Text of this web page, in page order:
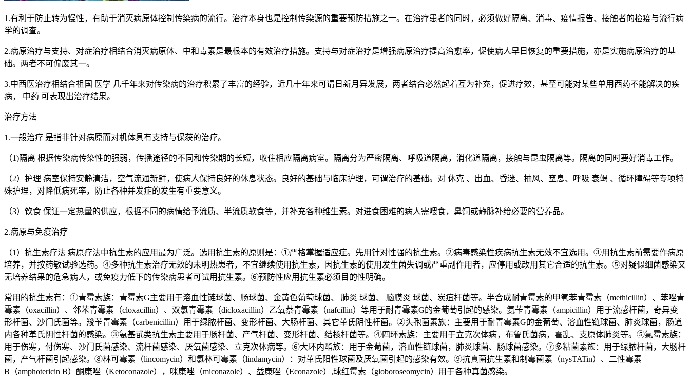
1.有利于防止转为慢性，有助于消灭病原体控制传染病的流行。治疗本身也是控制传染源的重要预防措施之一。在治疗患者的同时，必须做好隔离、消毒、疫情报告、接触者的检疫与流行病
学的调查。
2.病原治疗与支持、对症治疗相结合消灭病原体、中和毒素是最根本的有效治疗措施。支持与对症治疗是增强病原治疗提高治愈率，促使病人早日恢复的重要措施，亦是实施病原治疗的基
础。两者不可偏废其一。
3.中西医治疗相结合祖国 医学 几千年来对传染病的治疗积累了丰富的经验，近几十年来可谓日新月异发展，两者结合必然起着互为补充，促进疗效，甚至可能对某些单用西药不能解决的疾
病， 中药 可表现出治疗结果。
治疗方法
1.一般治疗 是指非针对病原而对机体具有支持与保获的治疗。
（1)隔离 根据传染病传染性的强弱，传播途径的不同和传染期的长短，收住相应隔离病室。隔离分为严密隔离、呼吸道隔离，消化道隔离，接触与昆虫隔离等。隔离的同时要好消毒工作。
（2）护理 病室保持安静清洁，空气流通新鲜，使病人保持良好的休息状态。良好的基础与临床护理，可谓治疗的基础。对 休克 、出血、昏迷、抽风、窒息、呼吸 衰竭 、循环障碍等专项特
殊护理，对降低病死率，防止各种并发症的发生有重要意义。
（3）饮食 保证一定热量的供应，根据不同的病情给予流质、半流质软食等，并补充各种维生素。对进食困难的病人需喂食，鼻饲或静脉补给必要的营养品。
2.病原与免疫治疗
（1）抗生素疗法 病原疗法中抗生素的应用最为广泛。选用抗生素的原则是：①严格掌握适应症。先用针对性强的抗生素。②病毒感染性疾病抗生素无效不宜选用。③用抗生素前需要作病原
培养，并按药敏试验选药。④多种抗生素治疗无效的未明热患者，不宜继续使用抗生素，因抗生素的使用发生菌失调或严重副作用者，应停用或改用其它合适的抗生素。⑤对疑似细菌感染又
无培养结果的危急病人，或免疫力低下的传染病患者可试用抗生素。⑥预防性应用抗生素必须目的性明确。
常用的抗生素有：①青霉素族：青霉素G主要用于溶血性链球菌、肠球菌、金黄色葡萄球菌、 肺炎 球菌、 脑膜炎 球菌、炭疽杆菌等。半合成耐青霉素的甲氧苯青霉素（methicillin）、苯唑青
霉素（oxacillin）、邻苯青霉素（cloxacillin）、双氯青霉素（dicloxacillin）乙氧萘青霉素（nafcillin）等用于耐青霉素G的金葡萄引起的感染。氨苄青霉素（ampicillin）用于流感杆菌，奇异变
形杆菌、沙门氏菌等。羧苄青霉素（carbenicillin）用于绿脓杆菌、变形杆菌、大肠杆菌、其它革氏阴性杆菌。②头孢菌素族：主要用于耐青霉素G的金葡萄、溶血性链球菌、肺炎球菌，肠道
内各种革氏阴性杆菌的感染。③氨基甙类抗生素主要用于肠杆菌、产气杆菌、变形杆菌、结核杆菌等。④四环素族：主要用于立克次体病，布鲁氏菌病，霍乱、支原体肺炎等。⑤氯霉素族：
用于伤寒，付伤寒、沙门氏菌感染、流杆菌感染、厌氧菌感染、立克次体病等。⑥大环内酯族：用于金葡菌，溶血性链球菌，肺炎球菌、肠球菌感染。⑦多粘菌素族：用于绿脓杆菌，大肠杆
菌，产气杆菌引起感染。⑧林可霉素（lincomycin）和氯林可霉素（lindamycin）：对革氏阳性球菌及厌氧菌引起的感染有效。⑨抗真菌抗生素和制霉菌素（nysTATin）、二性霉素
B（amphotericin B）酮康唑（Ketoconazole），咪康唑（miconazole）、益康唑（Econazole）,球红霉素（globoroseomycin）用于各种真菌感染。